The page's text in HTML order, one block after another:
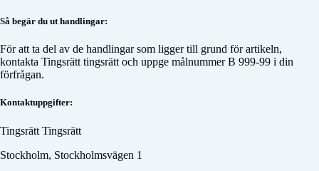
Så begär du ut handlingar:
För att ta del av de handlingar som ligger till grund för artikeln,
kontakta Tingsrätt tingsrätt och uppge målnummerB 999-99 i din
förfrågan.
Kontaktuppgifter:
Tingsrätt Tingsrätt
Stockholm, Stockholmsvägen 1